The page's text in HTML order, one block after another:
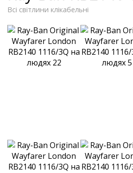
Всі світлини клікабельні